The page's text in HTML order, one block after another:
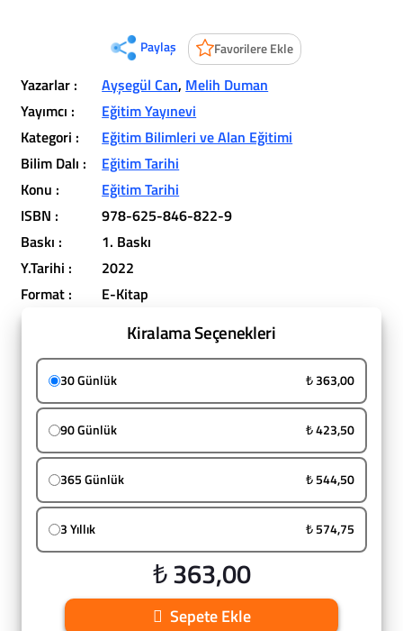
Paylaş Favorilere Ekle
Yazarlar : Ayşegül Can, Melih Duman
Yayımcı :
Eğitim Yayınevi
Kategori :
Eğitim Bilimleri ve Alan Eğitimi
Bilim Dalı :
Eğitim Tarihi
Konu :
Eğitim Tarihi
ISBN :
978-625-846-822-9
Baskı :
1. Baskı
Y.Tarihi :
2022
Format :
E-Kitap
Kiralama Seçenekleri
30 Günlük ₺ 363,00
90 Günlük ₺ 423,50
365 Günlük ₺ 544,50
3 Yıllık ₺ 574,75
₺ 363,00
Sepete Ekle